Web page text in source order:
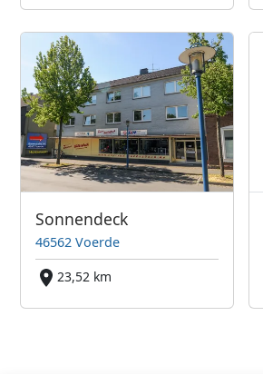
Sonnendeck
46562 Voerde
23,52 km